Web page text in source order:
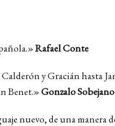
Rafael Conte
y Gracián hasta
Benet.»Gonzalo Sobejano
nuevo, de una manera